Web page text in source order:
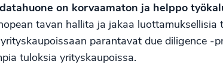
on korvaamaton ja helppo
tavan hallita ja jakaa
parantavat due diligence -
tuloksia yrityskaupoissa.